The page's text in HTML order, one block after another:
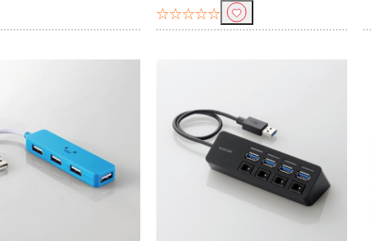
☆☆☆☆☆
USB Type-A
3ポート 7ポート